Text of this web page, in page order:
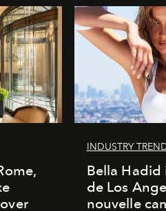
INDUSTRY
Bella Hadid
de Los
nouvelle